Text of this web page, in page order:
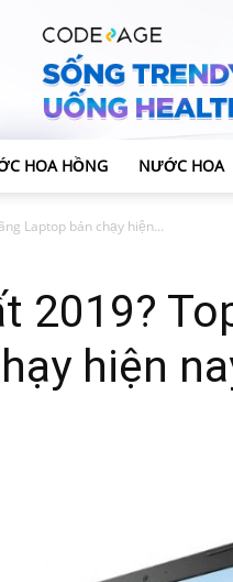
HOA HỒNG NƯỚC HOA
Laptop bán chạy hiện...
2019?
hiện